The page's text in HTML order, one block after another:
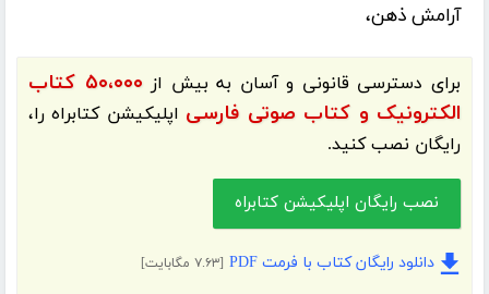
آرامش ذهن،
برای دسترسی قانونی و آسان به بیش از
۵۰،۰۰۰ کتاب
الکترونیک و کتاب صوتی فارسی اپلیکیشنکتابراهرا،
رایگان نصب کنید.
نصب رایگان اپلیکیشن کتابراه
دانلود رایگان کتاب با فرمت PDF [۷.۶۳ مگابایت]